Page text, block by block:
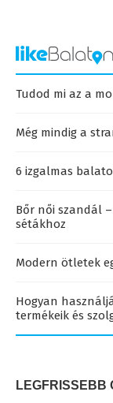
Tudod mi az a
Még mindig a
6 izgalmas
Bőr női szandál
sétákhoz
Modern ötletek
Hogyan
termékeik és
LEGFRISSEBB